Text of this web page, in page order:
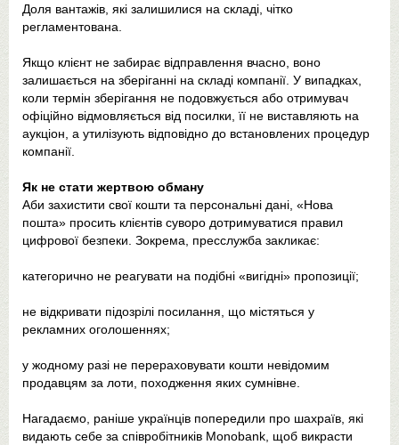
Доля вантажів, які залишилися на складі, чітко
регламентована.
Якщо клієнт не забирає відправлення вчасно, воно
залишається на зберіганні на складі компанії. У випадках,
коли термін зберігання не подовжується або отримувач
офіційно відмовляється від посилки, її не виставляють на
аукціон, а утилізують відповідно до встановлених процедур
компанії.
Як не стати жертвою обману
Аби захистити свої кошти та персональні дані, «Нова
пошта» просить клієнтів суворо дотримуватися правил
цифрової безпеки. Зокрема, пресслужба закликає:
категорично не реагувати на подібні «вигідні» пропозиції;
не відкривати підозрілі посилання, що містяться у
рекламних оголошеннях;
у жодному разі не перераховувати кошти невідомим
продавцям за лоти, походження яких сумнівне.
Нагадаємо, раніше українців попередили про шахраїв, які
видають себе за співробітників Monobank, щоб викрасти